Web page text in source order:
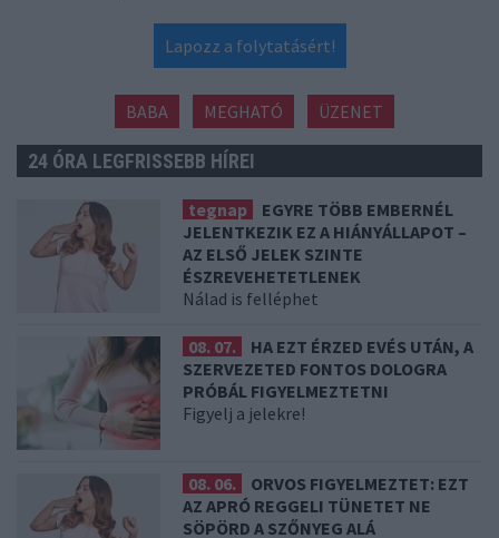
Lapozz a folytatásért!
BABA MEGHATÓ ÜZENET
24 ÓRA LEGFRISSEBB HÍREI
tegnap
EGYRE TÖBB EMBERNÉL
JELENTKEZIK EZ A HIÁNYÁLLAPOT –
AZ ELSŐ JELEK SZINTE
ÉSZREVEHETETLENEK
Nálad is felléphet
08. 07.
HA EZT ÉRZED EVÉS UTÁN, A
SZERVEZETED FONTOS DOLOGRA
PRÓBÁL FIGYELMEZTETNI
Figyelj a jelekre!
08. 06.
ORVOS FIGYELMEZTET: EZT
AZ APRÓ REGGELI TÜNETET NE
SÖPÖRD A SZŐNYEG ALÁ